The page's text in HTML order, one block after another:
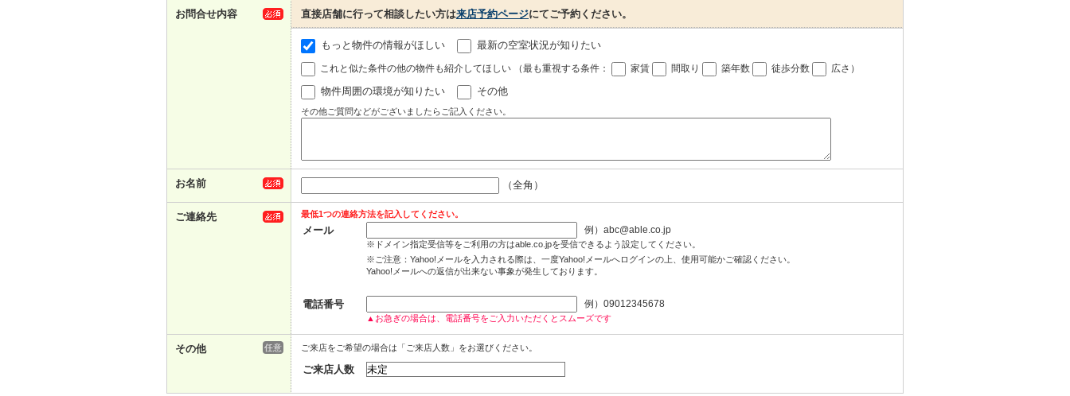
お問合せ内容 直接店舗に行って相談したい方は来店予約ページにてご予約ください。
もっと物件の情報がほしい 最新の空室状況が知りたい
これと似た条件の他の物件も紹介してほしい （最も重視する条件： 家賃 間取り 築年数 徒歩分数 広さ ）
物件周囲の環境が知りたい その他
その他ご質問などがございましたらご記入ください。
お名前 （全角）
ご連絡先 最低1つの連絡方法を記入してください。
メール 例）abc@able.co.jp
※ドメイン指定受信等をご利用の方はable.co.jpを受信できるよう設定してください。
※ご注意：Yahoo!メールを入力される際は、一度Yahoo!メールへログインの上、使用可能かご確認ください。
Yahoo!メールへの返信が出来ない事象が発生しております。
電話番号 例）09012345678
▲お急ぎの場合は、電話番号をご入力いただくとスムーズです
その他 任意 ご来店をご希望の場合は「ご来店人数」をお選びください。
ご来店人数